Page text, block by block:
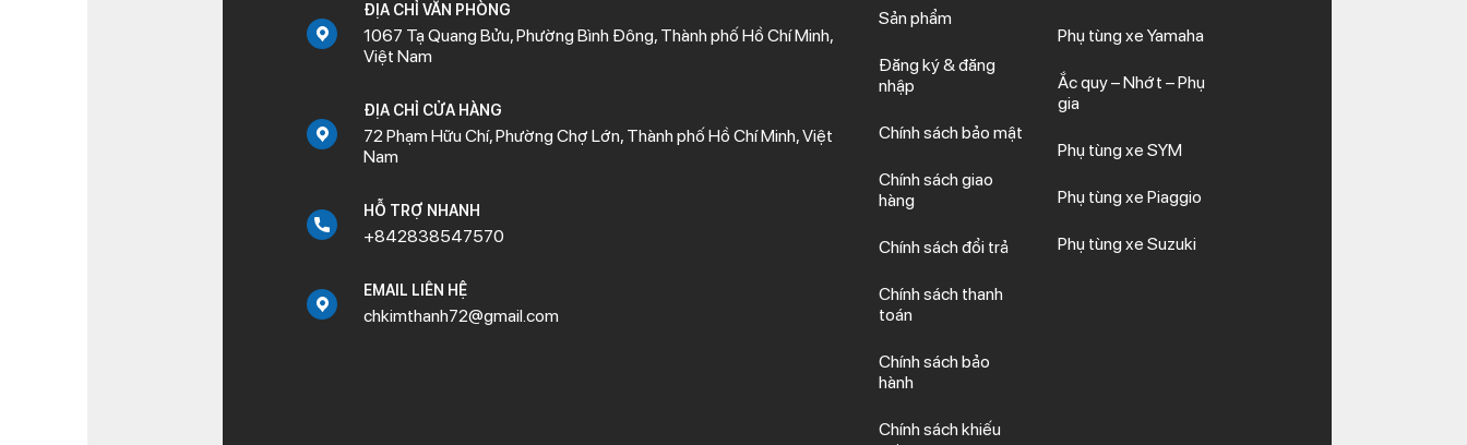
ĐỊA CHỈ VĂN PHÒNG
1067 Tạ Quang Bửu, Phường Bình Đông, Thành phố Hồ Chí Minh,
Việt Nam
ĐỊA CHỈ CỬA HÀNG
72 Phạm Hữu Chí, Phường Chợ Lớn, Thành phố Hồ Chí Minh, Việt
Nam
HỖ TRỢ NHANH
+842838547570
EMAIL LIÊN HỆ
chkimthanh72@gmail.com
Sản phẩm
Đăng ký & đăng
nhập
Chính sách bảo mật
Chính sách giao
hàng
Chính sách đổi trả
Chính sách thanh
toán
Chính sách bảo
hành
Chính sách khiếu
Phụ tùng xe Yamaha
Ắc quy – Nhớt – Phụ
gia
Phụ tùng xe SYM
Phụ tùng xe Piaggio
Phụ tùng xe Suzuki